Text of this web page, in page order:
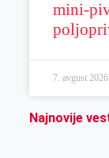
mini-
7. avgust 2026.
Najnovije